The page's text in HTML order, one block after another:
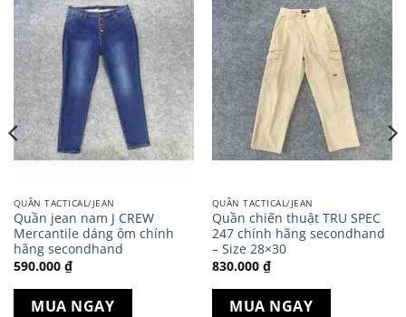
QUẦN TACTICAL/JEAN
Quần jean nam J CREW
Mercantile dáng ôm chính
hãng secondhand
590.000 ₫
MUA NGAY
QUẦN TACTICAL/JEAN
Quần chiến thuật TRU SPEC
247 chính hãng secondhand
– Size 28×30
830.000 ₫
MUA NGAY